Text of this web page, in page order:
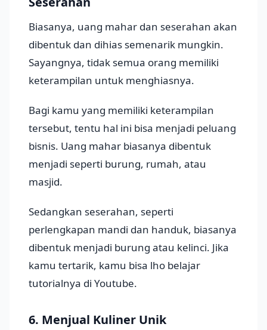
Biasanya, uang mahar dan seserahan akan
dibentuk dan dihias semenarik mungkin.
Sayangnya, tidak semua orang memiliki
keterampilan untuk menghiasnya.
Bagi kamu yang memiliki keterampilan
tersebut, tentu hal ini bisa menjadi peluang
bisnis. Uang mahar biasanya dibentuk
menjadi seperti burung, rumah, atau
masjid.
Sedangkan seserahan, seperti
perlengkapan mandi dan handuk, biasanya
dibentuk menjadi burung atau kelinci. Jika
kamu tertarik, kamu bisa lho belajar
tutorialnya di Youtube.
6. Menjual Kuliner Unik